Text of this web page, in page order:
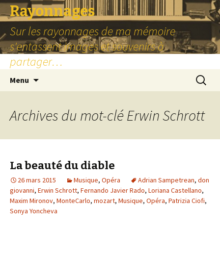
Rayonnages
Sur les rayonnages de ma mémoire
s'entassent images et souvenirs à
partager…
Menu
principal
Archives du mot-clé Erwin Schrott
La beauté du diable
26 mars 2015 Musique, Opéra Adrian Sampetrean, don
giovanni, Erwin Schrott, Fernando Javier Rado, Loriana Castellano,
Maxim Mironov, MonteCarlo, mozart, Musique, Opéra, Patrizia Ciofi,
Sonya Yoncheva